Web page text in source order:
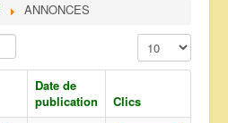
ANNONCES
Affichage #
Date de
publication
Clics